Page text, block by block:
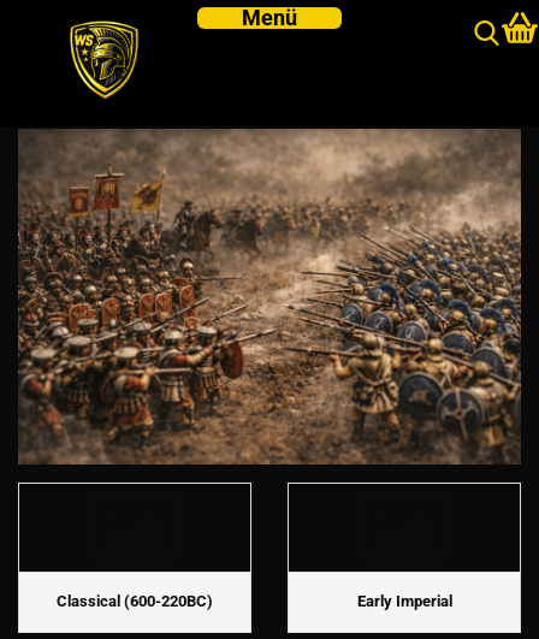
ANCIENTS
Classical (600-220BC) Early Imperial